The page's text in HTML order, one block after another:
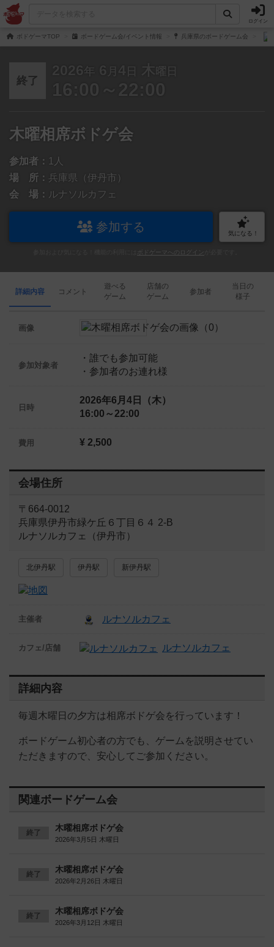
ログイン
ボドゲーマTOP ボードゲーム会/イベント情報 兵庫県のボードゲーム会
終了
2026 年 6 月 4 日 木 曜日
16:00～22:00
木曜相席ボドゲ会
参加者： 1人
場 所： 兵庫県（伊丹市）
会 場： ルナソルカフェ
参加する 気になる！
ボドゲーマへのログイン
詳細内容 コメント
遊べる
ゲーム
店舗の
ゲーム
参加者
当日の
様子
画像
参加対象者
・誰でも参加可能
・参加者のお連れ様
日時
2026年6月4日（木）
16:00～22:00
費用 ¥ 2,500
会場住所
〒664-0012
兵庫県伊丹市緑ケ丘６丁目６４ 2-B
ルナソルカフェ（伊丹市）
北伊丹駅 伊丹駅 新伊丹駅
主催者 ルナソルカフェ
カフェ/店舗 ルナソルカフェ
詳細内容
毎週木曜日の夕方は相席ボドゲ会を行っています！
ボードゲーム初心者の方でも、ゲームを説明させてい
ただきますので、安心してご参加ください。
関連ボードゲーム会
終了 木曜相席ボドゲ会
2026年3月5日 木曜日
終了 木曜相席ボドゲ会
2026年2月26日 木曜日
終了 木曜相席ボドゲ会
2026年3月12日 木曜日